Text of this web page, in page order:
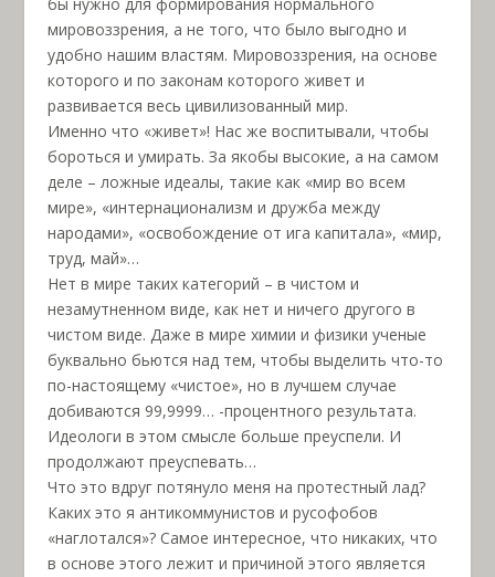
бы нужно для формирования нормального
мировоззрения, а не того, что было выгодно и
удобно нашим властям. Мировоззрения, на основе
которого и по законам которого живет и
развивается весь цивилизованный мир.
Именно что «живет»! Нас же воспитывали, чтобы
бороться и умирать. За якобы высокие, а на самом
деле – ложные идеалы, такие как «мир во всем
мире», «интернационализм и дружба между
народами», «освобождение от ига капитала», «мир,
труд, май»…
Нет в мире таких категорий – в чистом и
незамутненном виде, как нет и ничего другого в
чистом виде. Даже в мире химии и физики ученые
буквально бьются над тем, чтобы выделить что-то
по-настоящему «чистое», но в лучшем случае
добиваются 99,9999… -процентного результата.
Идеологи в этом смысле больше преуспели. И
продолжают преуспевать…
Что это вдруг потянуло меня на протестный лад?
Каких это я антикоммунистов и русофобов
«наглотался»? Самое интересное, что никаких, что
в основе этого лежит и причиной этого является